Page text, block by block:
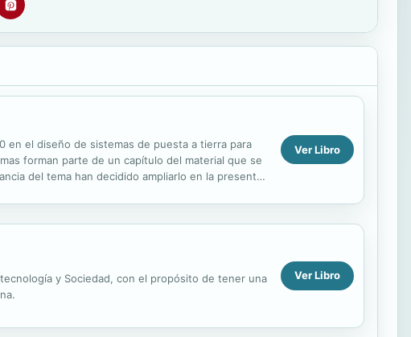
en el diseño de sistemas de puesta a tierra para
forman parte de un capítulo del material que se
del tema han decidido ampliarlo en la presente
Ver Libro
y Sociedad, con el propósito de tener una
Ver Libro